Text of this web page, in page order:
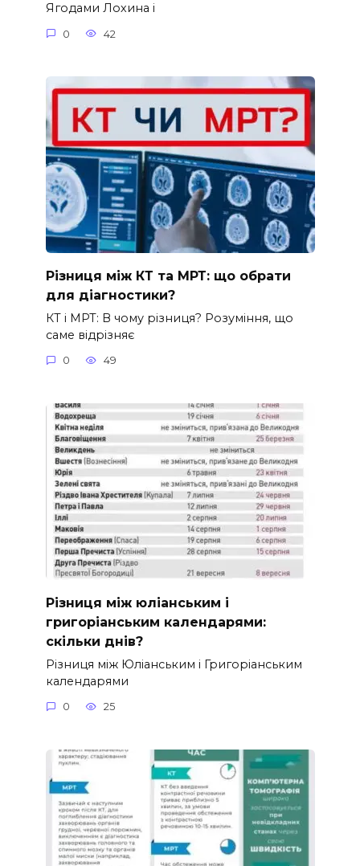
Ягодами Лохина і
0 42
Різниця між КТ та МРТ: що обрати
для діагностики?
КТ і МРТ: В чому різниця? Розуміння, що
саме відрізняє
0 49
Різниця між юліанським і
григоріанським календарями:
скільки днів?
Різниця між Юліанським і Григоріанським
календарями
0 25